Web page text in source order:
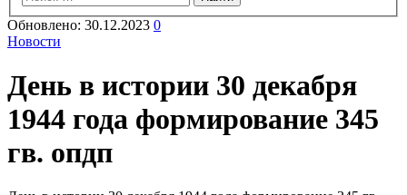
Обновлено: 30.12.2023 0
Новости
День в истории 30 декабря
1944 года формирование 345
гв. опдп